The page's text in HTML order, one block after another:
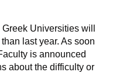
Universities will
last year. As soon
is announced
about the difficulty or